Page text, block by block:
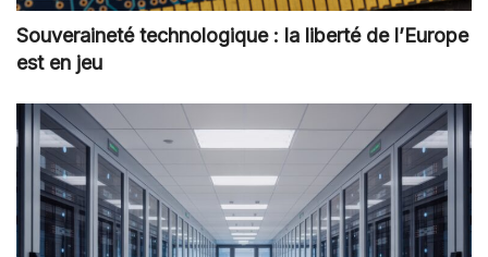
Souveraineté technologique : la liberté de l’Europe
est en jeu